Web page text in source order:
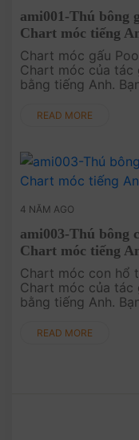
ami001-Thú bông
Chart móc tiếng
Chart móc gấu
Chart móc của tác
bằng tiếng Anh.
READ MORE
4 NĂM AGO
ami003-Thú bông
Chart móc tiếng
Chart móc con hổ
Chart móc của tác
bằng tiếng Anh.
READ MORE